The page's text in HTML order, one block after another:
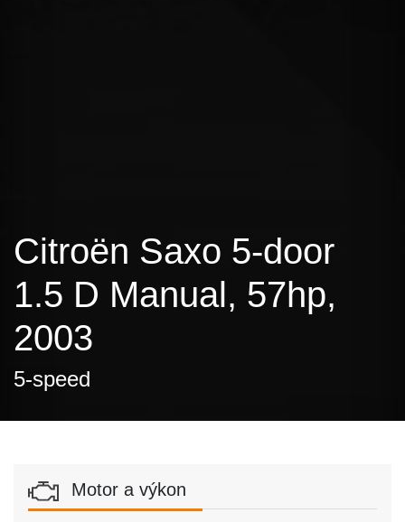
Citroën Saxo 5-door
1.5 D Manual, 57hp,
2003
5-speed
Motor a výkon